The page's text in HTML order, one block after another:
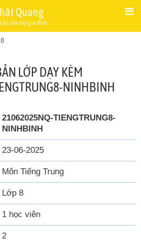
Quang
của mọi gia đình
LỚP DẠY KÈM
NINHBINH
21062025NQ-TIENGTRUNG8-
NINHBINH
23-06-2025
Môn Tiếng Trung
Lớp 8
1 học viên
2